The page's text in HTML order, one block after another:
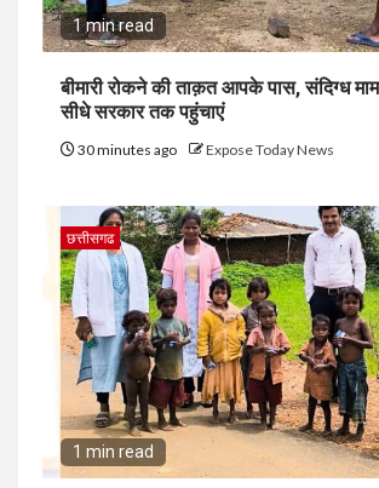
1 min read
बीमारी रोकने की ताक़त आपके पास, संदिग्ध
सीधे सरकार तक पहुंचाएं
30 minutes ago Expose Today News
छत्तीसगढ
1 min read